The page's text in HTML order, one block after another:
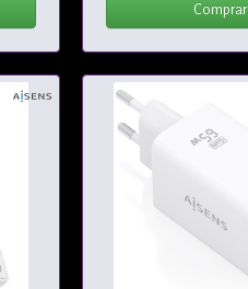
Comprar